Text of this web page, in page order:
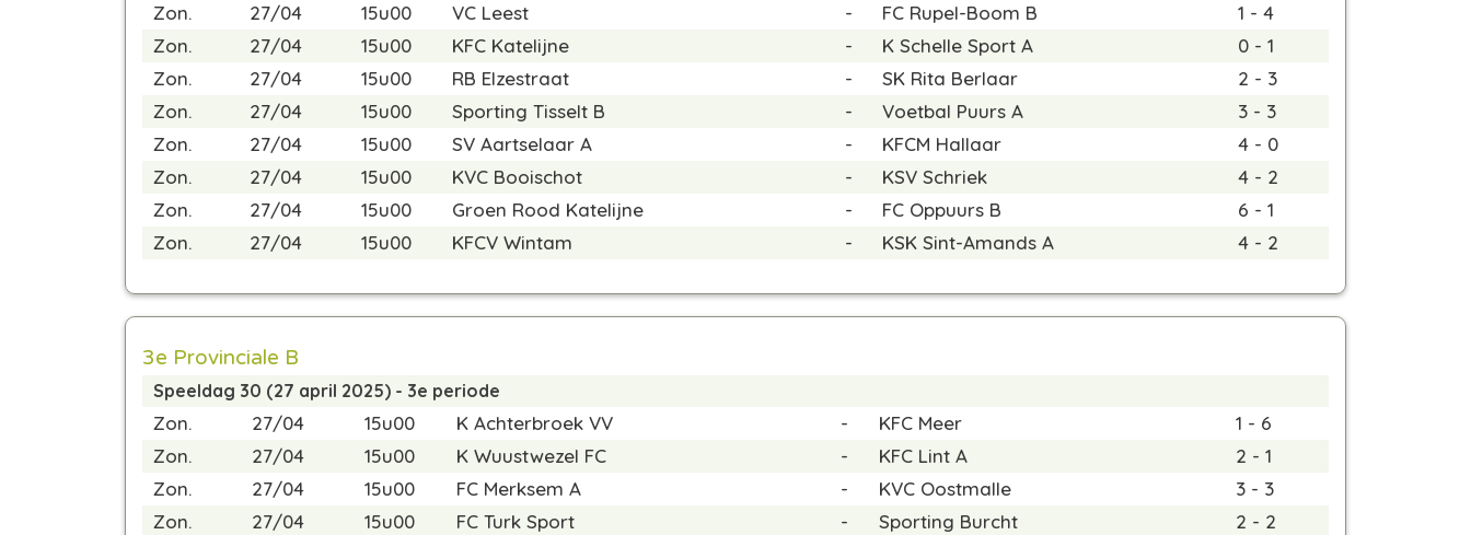
Zon. 27/04 15u00 VC Leest - FC Rupel-Boom B
1 - 4
Zon.
27/04 15u00 KFC Katelijne - K Schelle Sport A
0 - 1
Zon.
27/04 15u00 RB Elzestraat - SK Rita Berlaar
2 - 3
Zon.
27/04 15u00 Sporting Tisselt B - Voetbal Puurs A
3 - 3
Zon.
27/04 15u00 SV Aartselaar A - KFCM Hallaar
4 - 0
Zon.
27/04 15u00 KVC Booischot - KSV Schriek
4 - 2
Zon.
27/04 15u00 Groen Rood Katelijne - FC Oppuurs B
6 - 1
Zon.
27/04 15u00 KFCV Wintam - KSK Sint-Amands A 4 - 2
3e Provinciale B
Speeldag 30 (27 april 2025) - 3e periode
Zon. 27/04 15u00 K Achterbroek VV - KFC Meer
1 - 6
Zon.
27/04 15u00 K Wuustwezel FC - KFC Lint A
2 - 1
Zon.
27/04 15u00 FC Merksem A - KVC Oostmalle
3 - 3
Zon.
27/04 15u00 FC Turk Sport - Sporting Burcht
2 - 2